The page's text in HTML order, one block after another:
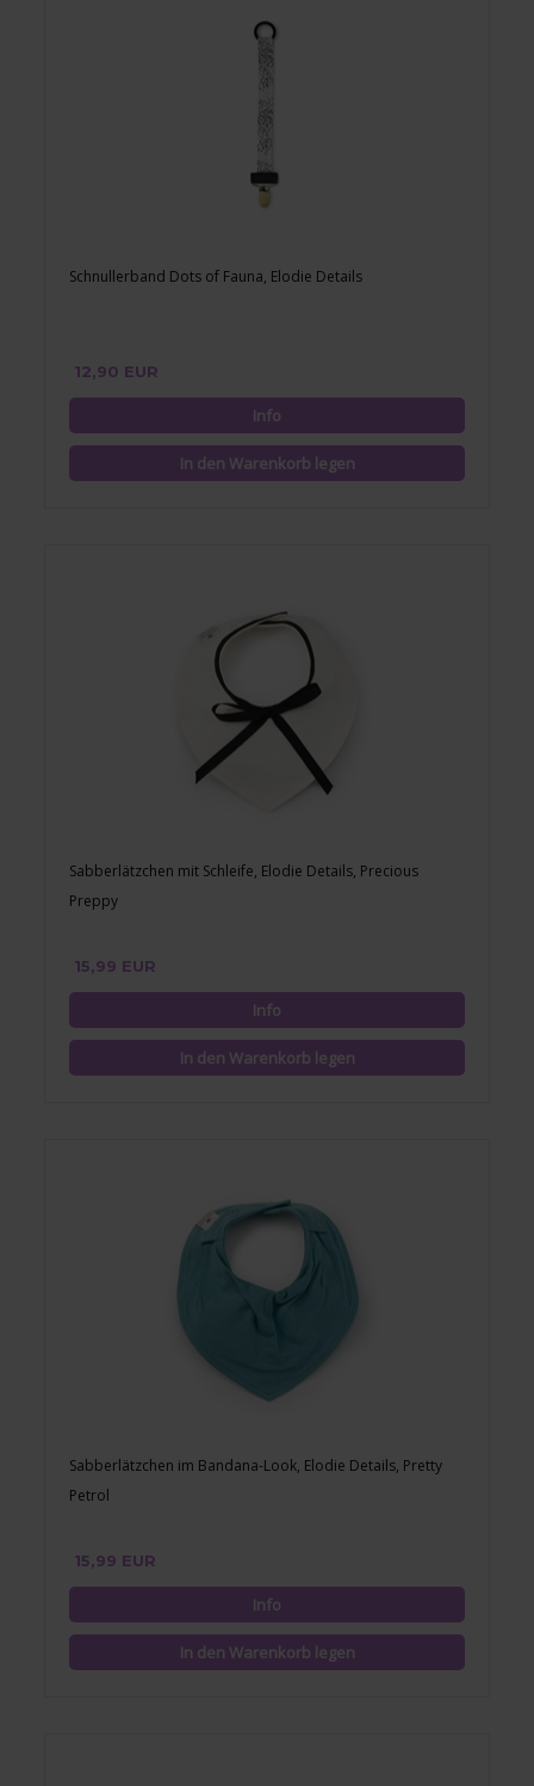
Schnullerband Dots of Fauna, Elodie Details
12,90 EUR
Sabberlätzchen mit Schleife, Elodie Details, Precious
Preppy
15,99 EUR
Sabberlätzchen im Bandana-Look, Elodie Details, Pretty
Petrol
15,99 EUR